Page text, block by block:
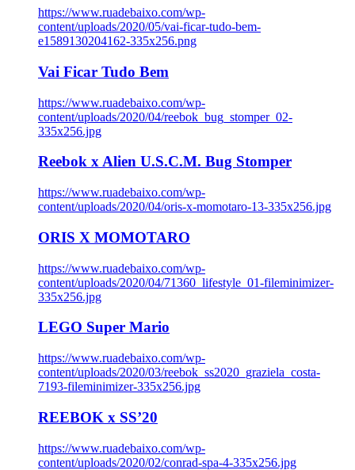
https://www.ruadebaixo.com/wp-
content/uploads/2020/05/vai-ficar-tudo-bem-
e1589130204162-335x256.png
Vai Ficar Tudo Bem
https://www.ruadebaixo.com/wp-
content/uploads/2020/04/reebok_bug_stomper_02-
335x256.jpg
Reebok x Alien U.S.C.M. Bug Stomper
https://www.ruadebaixo.com/wp-
content/uploads/2020/04/oris-x-momotaro-13-335x256.jpg
ORIS X MOMOTARO
https://www.ruadebaixo.com/wp-
content/uploads/2020/04/71360_lifestyle_01-fileminimizer-
335x256.jpg
LEGO Super Mario
https://www.ruadebaixo.com/wp-
content/uploads/2020/03/reebok_ss2020_graziela_costa-
7193-fileminimizer-335x256.jpg
REEBOK x SS’20
https://www.ruadebaixo.com/wp-
content/uploads/2020/02/conrad-spa-4-335x256.jpg